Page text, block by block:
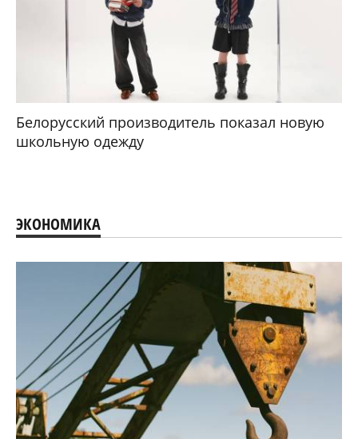
Белорусский производитель показал новую
школьную одежду
ЭКОНОМИКА